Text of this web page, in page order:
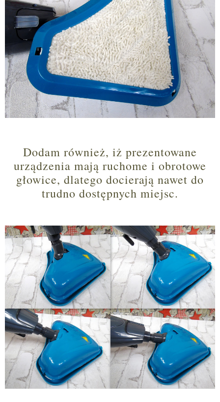
Dodam również, iż prezentowane
urządzenia mają ruchome i obrotowe
głowice, dlatego docierają nawet do
trudno dostępnych miejsc.